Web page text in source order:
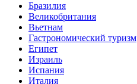
Бразилия
Великобритания
Вьетнам
Гастрономический туризм
Египет
Израиль
Испания
Италия